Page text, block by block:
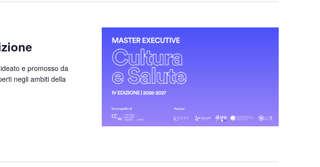
e promosso da
negli ambiti della